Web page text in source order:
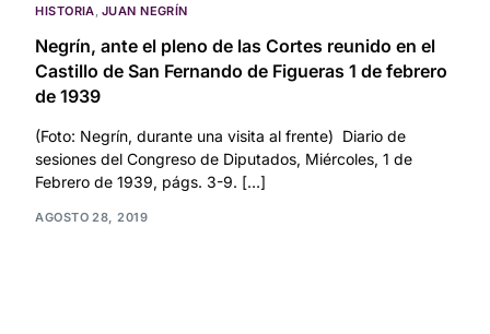
HISTORIA, JUAN NEGRÍN
Negrín, ante el pleno de las Cortes reunido en el
Castillo de San Fernando de Figueras 1 de febrero
de 1939
(Foto: Negrín, durante una visita al frente) Diario de
sesiones del Congreso de Diputados, Miércoles, 1 de
Febrero de 1939, págs. 3-9. […]
AGOSTO 28, 2019